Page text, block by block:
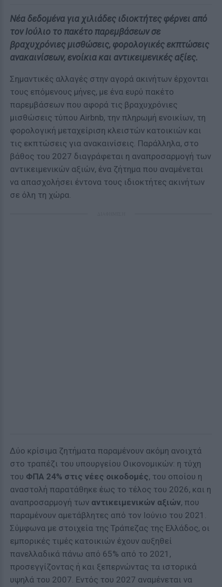
Νέα δεδομένα για χιλιάδες ιδιοκτήτες φέρνει από
τον Ιούλιο το πακέτο παρεμβάσεων σε
βραχυχρόνιες μισθώσεις, φορολογικές εκπτώσεις
ανακαινίσεων, ενοίκια και αντικειμενικές αξίες.
Σημαντικές αλλαγές στην αγορά ακινήτων έρχονται
τους επόμενους μήνες, με ένα ευρύ πακέτο
παρεμβάσεων που αφορά τις βραχυχρόνιες
μισθώσεις τύπου Airbnb, την πληρωμή ενοικίων, τη
φορολογική μεταχείριση κλειστών κατοικιών και
τις εκπτώσεις για ανακαινίσεις. Παράλληλα, στο
βάθος του 2027 διαγράφεται η αναπροσαρμογή των
αντικειμενικών αξιών, ένα ζήτημα που αναμένεται
να απασχολήσει έντονα τους ιδιοκτήτες ακινήτων
σε όλη τη χώρα.
Δύο κρίσιμα ζητήματα παραμένουν ακόμη ανοιχτά
στο τραπέζι του υπουργείου Οικονομικών: η τύχη
του ΦΠΑ 24% στις νέες οικοδομές, του οποίου η
αναστολή παρατάθηκε έως το τέλος του 2026, και η
αναπροσαρμογή των αντικειμενικών αξιών, που
παραμένουν αμετάβλητες από τον Ιούνιο του 2021.
Σύμφωνα με στοιχεία της Τράπεζας της Ελλάδος, οι
εμπορικές τιμές κατοικιών έχουν αυξηθεί
πανελλαδικά πάνω από 65% από το 2021,
προσεγγίζοντας ή και ξεπερνώντας τα ιστορικά
υψηλά του 2007. Εντός του 2027 αναμένεται να